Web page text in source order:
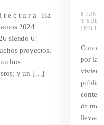
2025
t e c t u r a Ha
2024
siendo 6!
proyectos,
y un […]
8
Y
NO
por las
de